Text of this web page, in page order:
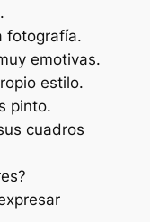
fotografía.
emotivas.
estilo.
pinto.
cuadros